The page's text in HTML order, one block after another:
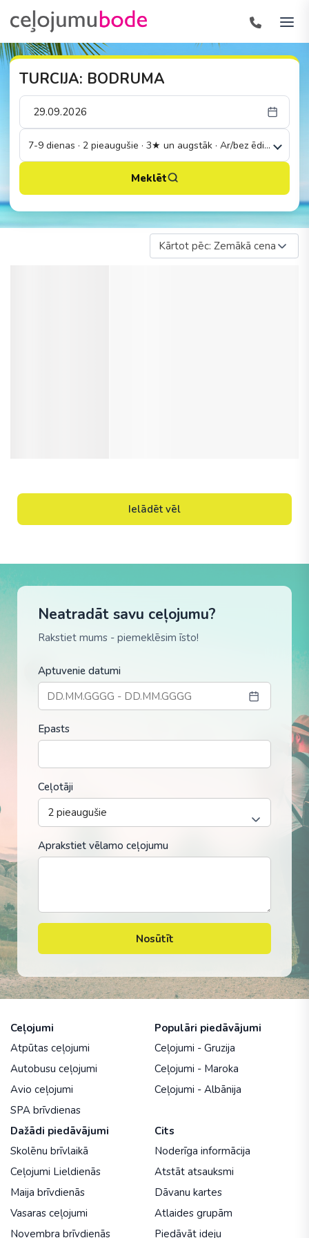
TURCIJA: BODRUMA
7-9 dienas · 2 pieaugušie · 3★ un augstāk · Ar/bez ēdināšanas
Meklēt
Kārtot pēc: Zemākā cena
Ielādēt vēl
Neatradāt savu ceļojumu?
Rakstiet mums - piemeklēsim īsto!
Aptuvenie datumi
Epasts
Ceļotāji
Aprakstiet vēlamo ceļojumu
Nosūtīt
Ceļojumi
Atpūtas ceļojumi
Autobusu ceļojumi
Avio ceļojumi
SPA brīvdienas
Populāri piedāvājumi
Ceļojumi - Gruzija
Ceļojumi - Maroka
Ceļojumi - Albānija
Dažādi piedāvājumi
Skolēnu brīvlaikā
Ceļojumi Lieldienās
Maija brīvdienās
Vasaras ceļojumi
Novembra brīvdienās
Cits
Noderīga informācija
Atstāt atsauksmi
Dāvanu kartes
Atlaides grupām
Piedāvāt ideju